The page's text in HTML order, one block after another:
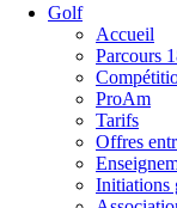
Golf
Accueil
Parcours
ProAm
Tarifs
Offres
Initiations